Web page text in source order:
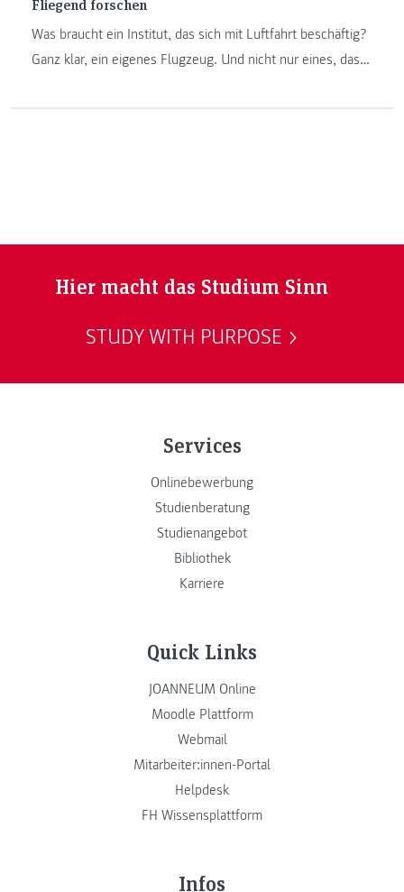
Fliegend forschen
Was braucht ein Institut, das sich mit Luftfahrt beschäftig?
Ganz klar, ein eigenes Flugzeug. Und nicht nur eines, das
Hier macht das Studium Sinn
STUDY WITH PURPOSE
Services
Onlinebewerbung
Studienberatung
Studienangebot
Bibliothek
Karriere
Quick Links
JOANNEUM Online
Moodle Plattform
Webmail
Mitarbeiter:innen-Portal
Helpdesk
FH Wissensplattform
Infos